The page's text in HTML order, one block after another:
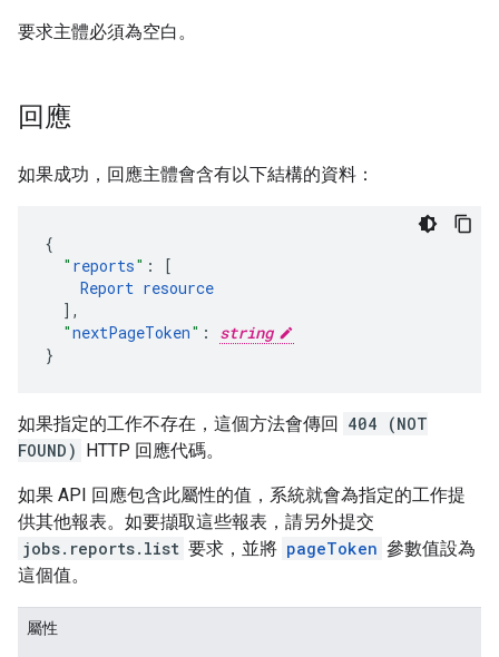
要求主體必須為空白。
回應
如果成功，回應主體會含有以下結構的資料：
" reports" :
[
Report resource
],
"nextPageToken" :
string
}
如果指定的工作不存在，這個方法會傳回 404 (NOT
FOUND) HTTP 回應代碼。
如果 API 回應包含此屬性的值，系統就會為指定的工作提
供其他報表。如要擷取這些報表，請另外提交
jobs.reports.list 要求，並將 pageToken 參數值設為
這個值。
屬性